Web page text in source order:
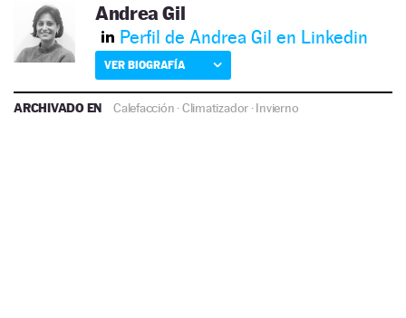
Andrea Gil
Perfil de Andrea Gil en Linkedin
VER BIOGRAFÍA
ARCHIVADO EN Calefacción ·Climatizador ·Invierno